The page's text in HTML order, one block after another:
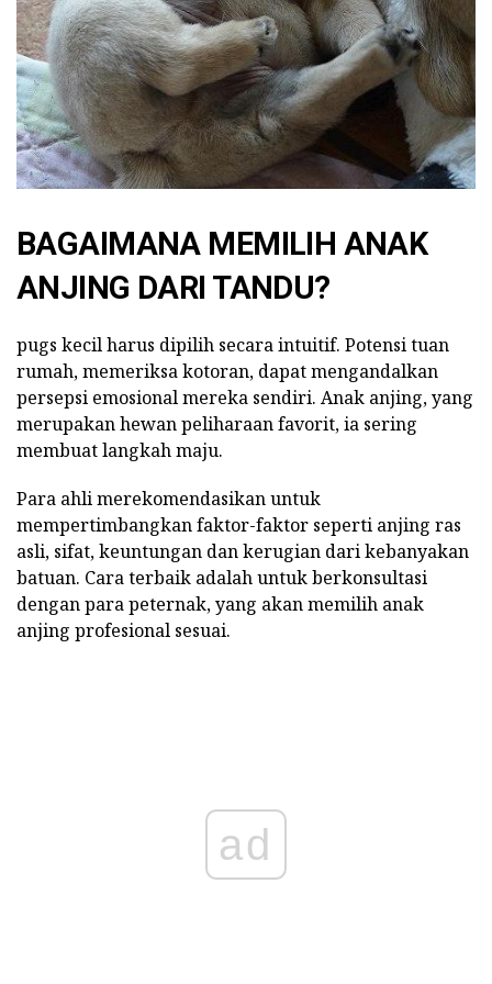
BAGAIMANA MEMILIH ANAK
ANJING DARI TANDU?
pugs kecil harus dipilih secara intuitif. Potensi tuan
rumah, memeriksa kotoran, dapat mengandalkan
persepsi emosional mereka sendiri. Anak anjing, yang
merupakan hewan peliharaan favorit, ia sering
membuat langkah maju.
Para ahli merekomendasikan untuk
mempertimbangkan faktor-faktor seperti anjing ras
asli, sifat, keuntungan dan kerugian dari kebanyakan
batuan. Cara terbaik adalah untuk berkonsultasi
dengan para peternak, yang akan memilih anak
anjing profesional sesuai.
ad